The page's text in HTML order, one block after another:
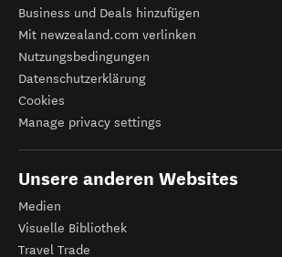
Business und Deals hinzufügen
Mit newzealand.com verlinken
Nutzungsbedingungen
Datenschutzerklärung
Cookies
Manage privacy settings
Unsere anderen Websites
Medien
Visuelle Bibliothek
Travel Trade